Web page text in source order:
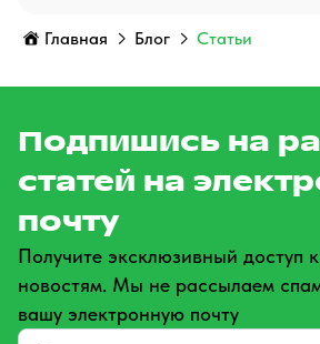
Главная Блог Статьи
Подпишись на
статей на
почту
Получите эксклюзивный доступ
новостям. Мы не рассылаем
вашу электронную почту